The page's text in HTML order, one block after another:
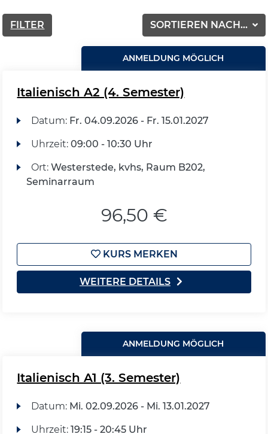
SORTIEREN NACH...
FILTER
ANMELDUNG MÖGLICH
Italienisch A2 (4. Semester)
Datum: Fr. 04.09.2026 - Fr. 15.01.2027
Uhrzeit: 09:00 - 10:30 Uhr
Ort: Westerstede, kvhs, Raum B202,
Seminarraum
96,50 €
KURS MERKEN
WEITERE DETAILS
ANMELDUNG MÖGLICH
Italienisch A1 (3. Semester)
Datum: Mi. 02.09.2026 - Mi. 13.01.2027
Uhrzeit: 19:15 - 20:45 Uhr